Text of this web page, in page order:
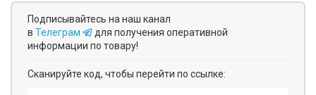
Подписывайтесь на наш канал
в Телеграм
для получения оперативной
информации по товару!
Сканируйте код, чтобы перейти по ссылке: